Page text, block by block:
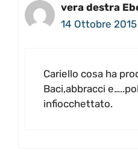
vera destra
14 Ottobre
Cariello cosa ha
Baci,abbracci
infiocchettato.